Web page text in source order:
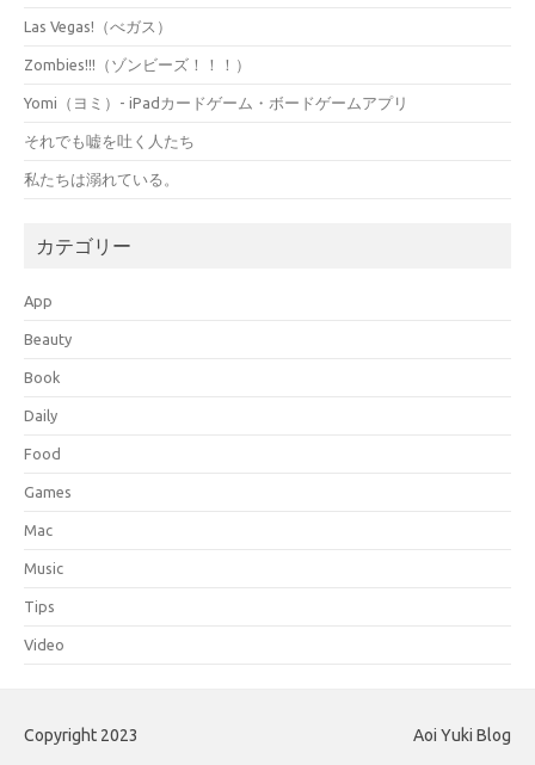
Las Vegas!（べガス）
Zombies!!!（ゾンビーズ！！！）
Yomi（ヨミ）- iPadカードゲーム・ボードゲームアプリ
それでも嘘を吐く人たち
私たちは溺れている。
カテゴリー
App
Beauty
Book
Daily
Food
Games
Mac
Music
Tips
Video
Copyright 2023 Aoi Yuki Blog